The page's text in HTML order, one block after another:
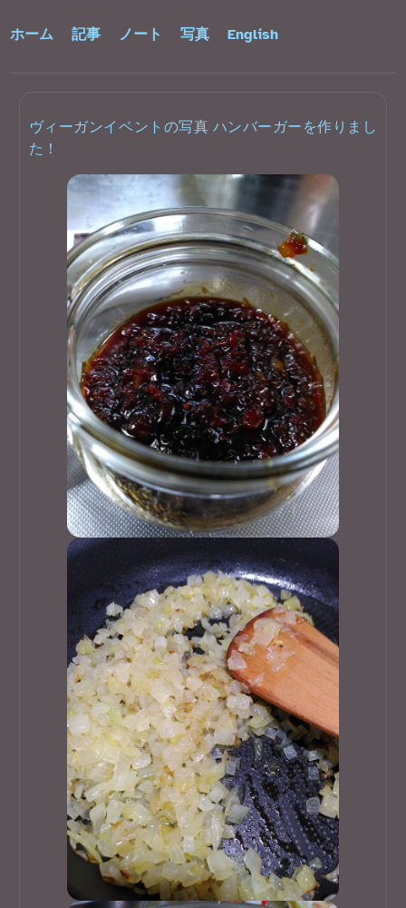
ホーム 記事 ノート 写真 English
ヴィーガンイベントの写真 ハンバーガーを作りまし
た！